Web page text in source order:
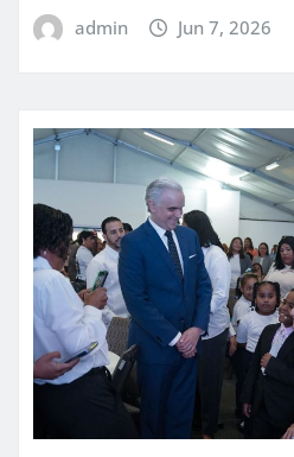
admin Jun 7, 2026